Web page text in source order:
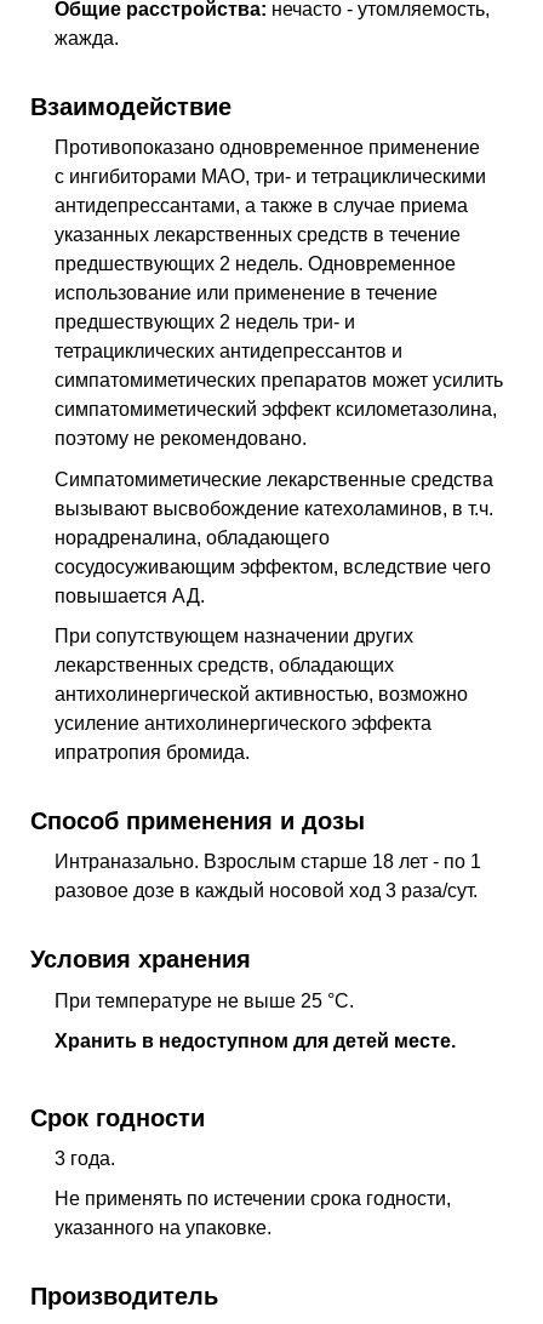
Общие расстройства: нечасто - утомляемость,
жажда.
Взаимодействие
Противопоказано одновременное применение
с ингибиторами МАО, три- и тетрациклическими
антидепрессантами, а также в случае приема
указанных лекарственных средств в течение
предшествующих 2 недель. Одновременное
использование или применение в течение
предшествующих 2 недель три- и
тетрациклических антидепрессантов и
симпатомиметических препаратов может усилить
симпатомиметический эффект ксилометазолина,
поэтому не рекомендовано.
Симпатомиметические лекарственные средства
вызывают высвобождение катехоламинов, в т.ч.
норадреналина, обладающего
сосудосуживающим эффектом, вследствие чего
повышается АД.
При сопутствующем назначении других
лекарственных средств, обладающих
антихолинергической активностью, возможно
усиление антихолинергического эффекта
ипратропия бромида.
Способ применения и дозы
Интраназально. Взрослым старше 18 лет - по 1
разовое дозе в каждый носовой ход 3 раза/сут.
Условия хранения
При температуре не выше 25 °C.
Хранить в недоступном для детей месте.
Срок годности
3 года.
Не применять по истечении срока годности,
указанного на упаковке.
Производитель